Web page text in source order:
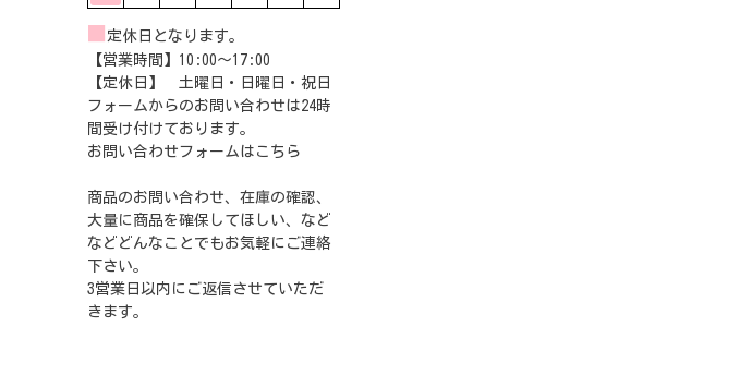
定休日となります。
【営業時間】10:00〜17:00
【定休日】 土曜日・日曜日・祝日
フォームからのお問い合わせは24時
間受け付けております。
お問い合わせフォームは こちら
商品のお問い合わせ、在庫の確認、
大量に商品を確保してほしい、など
などどんなことでもお気軽にご連絡
下さい。
3営業日以内にご返信させていただ
きます。